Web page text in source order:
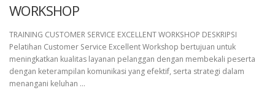
WORKSHOP
TRAINING CUSTOMER SERVICE EXCELLENT WORKSHOP DESKRIPSI
Pelatihan Customer Service Excellent Workshop bertujuan untuk
meningkatkan kualitas layanan pelanggan dengan membekali peserta
dengan keterampilan komunikasi yang efektif, serta strategi dalam
menangani keluhan …